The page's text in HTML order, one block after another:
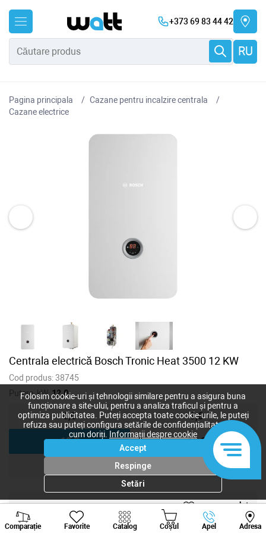
+373 69 83 44 42
RU
Pagina principala
Cazane pentru incalzire centrala
Cazane electrice
Centrala electrică Bosch Tronic Heat 3500 12 KW
Cod produs:38745
Putere, kW: 12,0
6,0 9,0
12,0 15,0
24,0
21 065
19 150 lei +
Comparație Favorite Catalog Coșul Apel Adresa
Viber Whatsapp
Folosim cookie-uri și tehnologii similare pentru a asigura buna
funcționare a site-ului, pentru a analiza traficul și pentru a
optimiza publicitatea. Puteți accepta toate cookie-urile, le puteți
refuza sau puteți configura setările de confidențialitate după
cum doriți.
Informații despre cookie
Accept
Respinge
Setări